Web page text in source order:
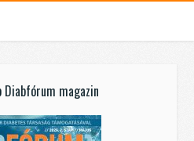
magazin